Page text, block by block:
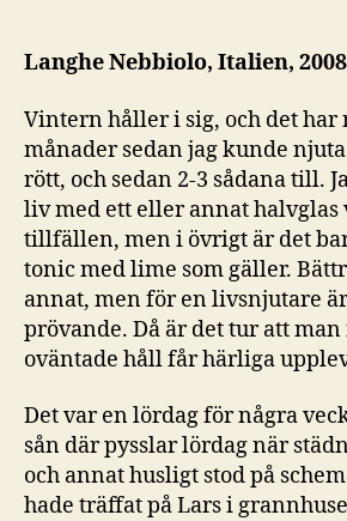
Langhe Nebbiolo, Italien, 2008
Vintern håller i sig, och det har
månader sedan jag kunde
rött, och sedan 2-3 sådana till.
liv med ett eller annat halvglas
tillfällen, men i övrigt är det
tonic med lime som gäller.
annat, men för en livsnjutare
prövande. Då är det tur att
oväntade håll får härliga
Det var en lördag för några
sån där pysslar lördag när
och annat husligt stod på
hade träffat på Lars i